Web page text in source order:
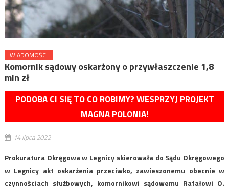
WIADOMOŚCI
Komornik sądowy oskarżony o przywłaszczenie 1,8
mln zł
PODOBA CI SIĘ TO CO ROBIMY? WESPRZYJ PROJEKT
MAGNA POLONIA!
14 lipca 2022
Prokuratura Okręgowa w Legnicy skierowała do Sądu Okręgowego
w Legnicy akt oskarżenia przeciwko, zawieszonemu obecnie w
czynnościach służbowych, komornikowi sądowemu Rafałowi O.